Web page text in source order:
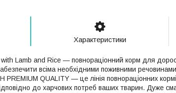
Характеристики
Lamb and Rice — повнораціонний корм для
всіма необхідними поживними
PREMIUM QUALITY — це лінія повнораціонних
відповідно до харчових потреб ваших тварин. Дуже